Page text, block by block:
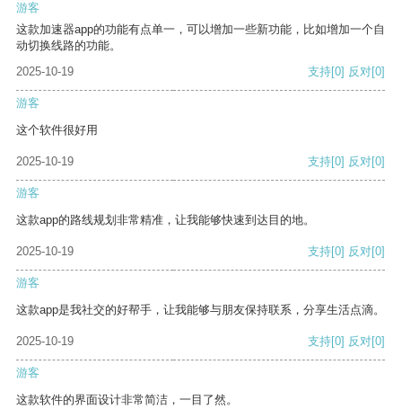
游客
这款加速器app的功能有点单一，可以增加一些新功能，比如增加一个自
动切换线路的功能。
2025-10-19
支持[0] 反对[0]
游客
这个软件很好用
2025-10-19 支持[0] 反对[0]
游客
这款app的路线规划非常精准，让我能够快速到达目的地。
2025-10-19 支持[0] 反对[0]
游客
这款app是我社交的好帮手，让我能够与朋友保持联系，分享生活点滴。
2025-10-19 支持[0] 反对[0]
游客
这款软件的界面设计非常简洁，一目了然。